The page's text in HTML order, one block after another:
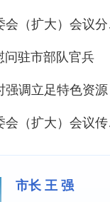
年经济形势 研究部署下半年经济工作
问驻市部队官兵
好民生实事 提升群众获得感幸福感安全感
重要讲话 重要指示精神 安排部署贯彻落实工作
市长 王 强